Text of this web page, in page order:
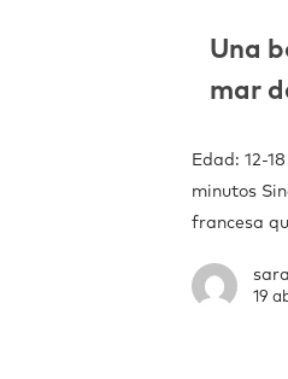
Una
mar
Edad: 12-
minutos
francesa
sara
19